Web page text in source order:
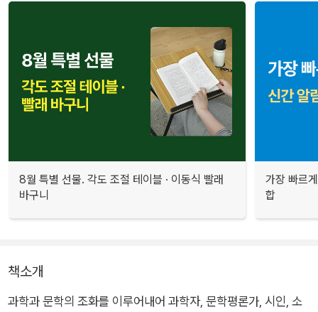
8월 특별 선물. 각도 조절 테이블 · 이동식 빨래
바구니
가장 빠르
합
책소개
과학과 문학의 조화를 이루어내어 과학자, 문학평론가, 시인, 소